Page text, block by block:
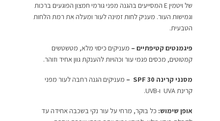
של ויטמין E המסייעים בהגנה מפני גורמי חמצון הפוגעים ברכות
וגמישות העור. מעניק לחות זמינה לעור ומעלה את רמת הלחות
הטבעית.
פיגמנטים קטיפתיים – מעניקים כיסוי מלא, מטשטשים
קמטוטים, מכסים פגמי עור וכהויות להענקת גוון אחיד וזוהר.
מסנני קרינה SPF 30
– מעניקים הגנה רחבה לעור מפני
קרינת UVA ו-UVB.
אופן שימוש: כל בוקר, מרחי על עור נקי בשכבה אחידה עד